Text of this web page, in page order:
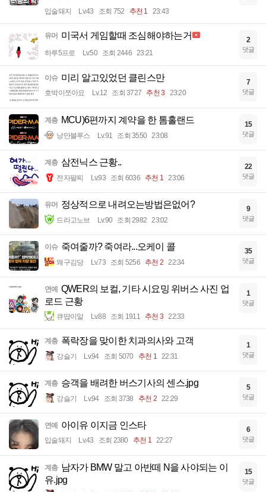
입술돼지 Lv.43 조회 752 추천 1 23:43
유머 미국서 게임할때 조심해야하는거
하루5프로 Lv.50 조회 2446 23:21
2
댓글
이슈 미리 알고있었던 클린스만
호박이쪼아요 Lv.12 조회 3727 추천 3 23:20
7
댓글
계층 MCU)6편까지 계약을 한 톰홀랜드
낭만블루스 Lv.91 조회 3550 23:08
15
댓글
계층 삼전닉스 근황..
전자팔찌 Lv.93 조회 6036 추천 1 23:06
22
댓글
유머 정상적으로 내려오는방법은없어?
드라고노브 Lv.90 조회 2982 23:02
9
댓글
이슈 죽여줄까? 죽여라...오케이 콜
왜구김당 Lv.73 조회 5256 추천 2 22:34
35
댓글
연예
QWER의 보컬, 기타 시요밍 위버스 사진 업
로드 근황
큐땁이알 Lv.88 조회 1911 추천 3 22:33
1
댓글
계층 폭락장을 맞이한 치과의사와 고객
강슬기 Lv.94 조회 5070 추천 1 22:31
1
댓글
계층 승객을 배려한 버스기사의 센스.jpg
강슬기 Lv.94 조회 3738 추천 2 22:29
5
댓글
연예 아이유 이지금 인스타
입술돼지 Lv.43 조회 2380 추천 1 22:27
6
댓글
계층 남자가 BMW 말고 아반떼 N을 사야되는 이
유.jpg
15
댓글